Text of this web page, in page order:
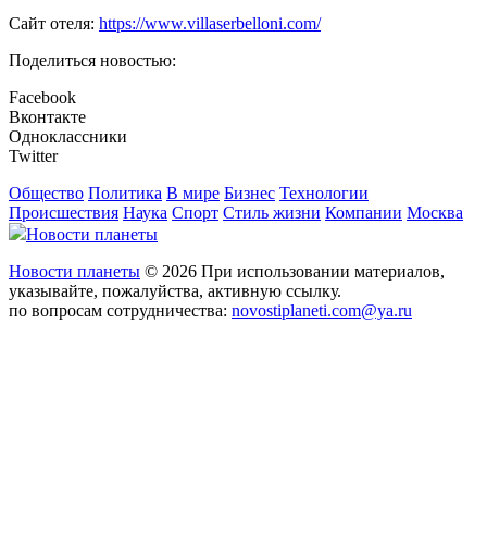
Сайт отеля: https://www.villaserbelloni.com/
Поделиться новостью:
Facebook
Вконтакте
Одноклассники
Twitter
Общество Политика В мире Бизнес Технологии
Происшествия Наука Спорт Стиль жизни Компании Москва
Новости планеты
Новости планеты © 2026 При использовании материалов,
указывайте, пожалуйства, активную ссылку.
по вопросам сотрудничества: novostiplaneti.com@ya.ru